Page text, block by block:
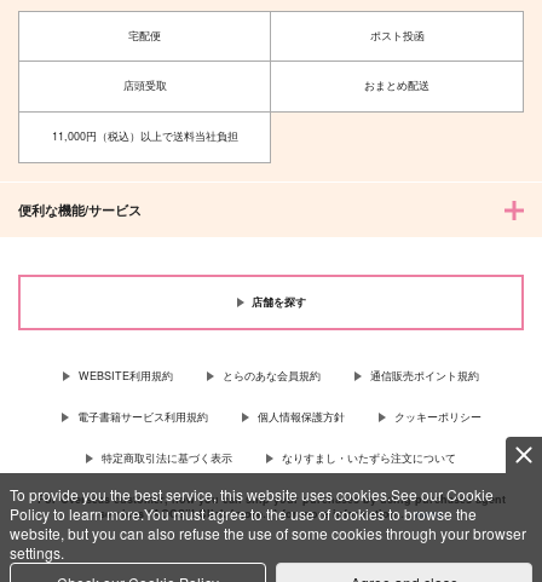
To provide you the best service, this website uses cookies.See our Cookie
Policy to learn more.You must agree to the use of cookies to browse the
website, but you can also refuse the use of some cookies through your browser
settings.
宅配便 ポスト投函
店頭受取 おまとめ配送
11,000円（税込）以上で送料当社負担
便利な機能/サービス
店舗を探す
WEBSITE利用規約 とらのあな会員規約 通信販売ポイント規約
電子書籍サービス利用規約 個人情報保護方針 クッキーポリシー
特定商取引法に基づく表示 なりすまし・いたずら注文について
For Overseas customer, now you can ship your purchases by using purchases agent
services “AOCS”! Click {more…} for more information …more